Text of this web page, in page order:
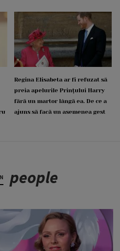
Regina Elisabeta ar fi refuzat să
preia apelurile Prințului Harry
fără un martor lângă ea. De ce a
ajuns să facă un asemenea gest
people